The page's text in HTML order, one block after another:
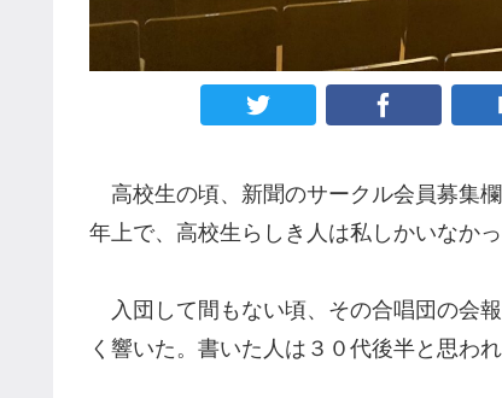
高校生の頃、新聞のサークル会員募集
年上で、高校生らしき人は私しかいなかっ
入団して間もない頃、その合唱団の会
く響いた。書いた人は３０代後半と思われ